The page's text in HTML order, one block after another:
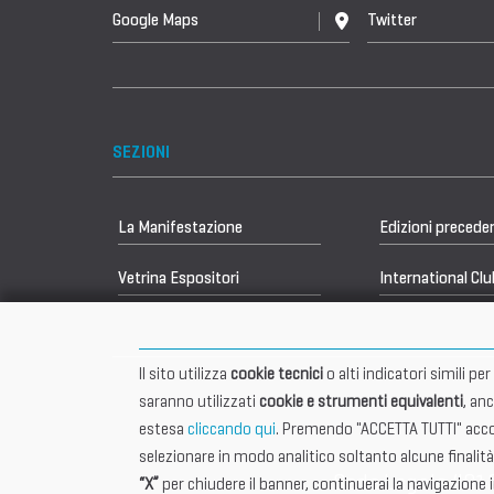
Google Maps Twitter
SEZIONI
La Manifestazione Edizioni
Vetrina Espositori International
Sede Legale
Il sito utilizza cookie tecnici o alti indicatori simili
saranno utilizzati cookie e strumenti equivalenti,
estesa cliccando qui. Premendo "ACCETTA TUTTI"
selezionare in modo analitico soltanto alcune
“X” per chiudere il banner, continuerai la